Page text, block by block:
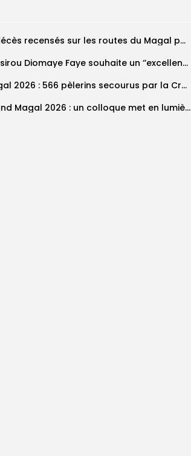
21 décès recensés sur les routes du Magal par les sapeurs-pompiers
Bassirou Diomaye Faye souhaite un ‘’excellent Magal’’ aux fidèles
Magal 2026 : 566 pèlerins secourus par la Croix-Rouge sénégalaise
Grand Magal 2026 : un colloque met en lumière la portée universelle...